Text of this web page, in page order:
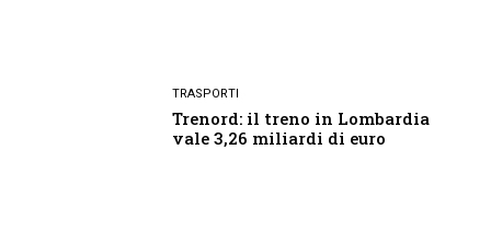
TRASPORTI
Trenord: il treno in Lombardia
vale 3,26 miliardi di euro